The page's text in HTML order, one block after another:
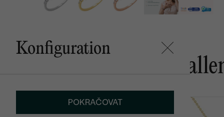
Konfiguration
POKRAČOVAT
Das könnte Ihnen
Florrie